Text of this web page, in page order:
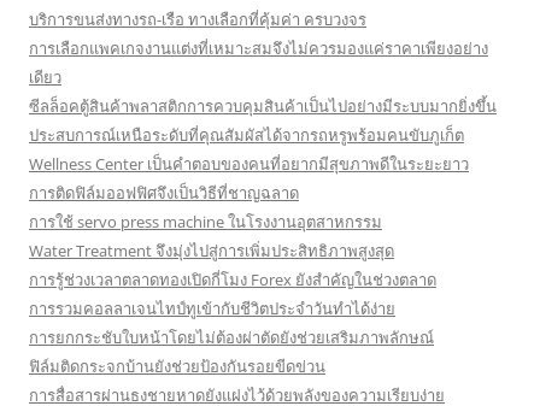
บริการขนส่งทางรถ-เรือ ทางเลือกที่คุ้มค่า ครบวงจร
การเลือกแพคเกจงานแต่งที่เหมาะสมจึงไม่ควรมองแค่ราคาเพียงอย่าง
เดียว
ซีลล็อคตู้สินค้าพลาสติกการควบคุมสินค้าเป็นไปอย่างมีระบบมากยิ่งขึ้น
ประสบการณ์เหนือระดับที่คุณสัมผัสได้จากรถหรูพร้อมคนขับภูเก็ต
Wellness Center เป็นคำตอบของคนที่อยากมีสุขภาพดีในระยะยาว
การติดฟิล์มออฟฟิศจึงเป็นวิธีที่ชาญฉลาด
การใช้ servo press machine ในโรงงานอุตสาหกรรม
Water Treatment จึงมุ่งไปสู่การเพิ่มประสิทธิภาพสูงสุด
การรู้ช่วงเวลาตลาดทองเปิดกี่โมง Forex ยังสำคัญในช่วงตลาด
การรวมคอลลาเจนไทป์ทูเข้ากับชีวิตประจำวันทำได้ง่าย
การยกกระชับใบหน้าโดยไม่ต้องผ่าตัดยังช่วยเสริมภาพลักษณ์
ฟิล์มติดกระจกบ้านยังช่วยป้องกันรอยขีดข่วน
การสื่อสารผ่านธงชายหาดยังแฝงไว้ด้วยพลังของความเรียบง่าย